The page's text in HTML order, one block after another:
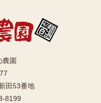
農園
田53番地
8199